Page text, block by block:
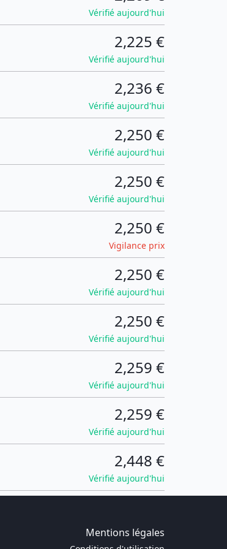
Vérifié aujourd'hui
2,225 €
Vérifié aujourd'hui
2,236 €
Vérifié aujourd'hui
2,250 €
Vérifié aujourd'hui
2,250 €
Vérifié aujourd'hui
2,250 €
Vigilance prix
2,250 €
Vérifié aujourd'hui
2,250 €
Vérifié aujourd'hui
2,259 €
Vérifié aujourd'hui
2,259 €
Vérifié aujourd'hui
2,448 €
Vérifié aujourd'hui
Mentions légales